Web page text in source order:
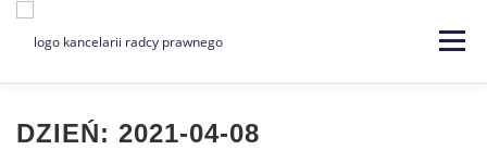
Menu
Strona główna Kancelaria
DZIEŃ: 2021-04-08